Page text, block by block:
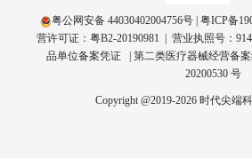
粤公网安备 44030402004756号 粤ICP备
营许可证： 粤B2-20190981 | 营业执照号：
品单位备案凭证
| 第二类医疗器械经营备案
20200530 号
Copyright @2019-2026 时代尖端